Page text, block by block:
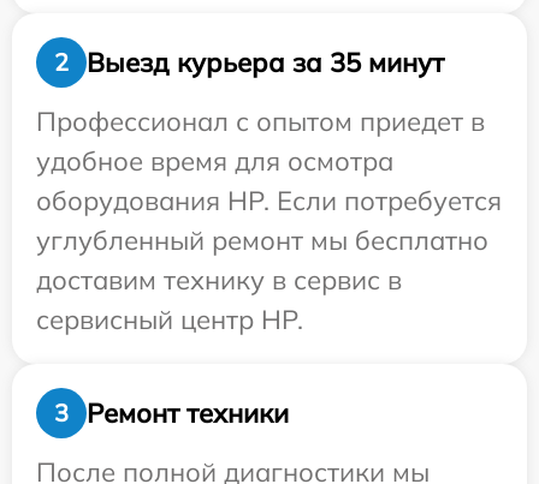
2
Выезд курьера за 35 минут
Профессионал с опытом приедет в
удобное время для осмотра
оборудования HP. Если потребуется
углубленный ремонт мы бесплатно
доставим технику в сервис в
сервисный центр HP.
3
Ремонт техники
После полной диагностики мы